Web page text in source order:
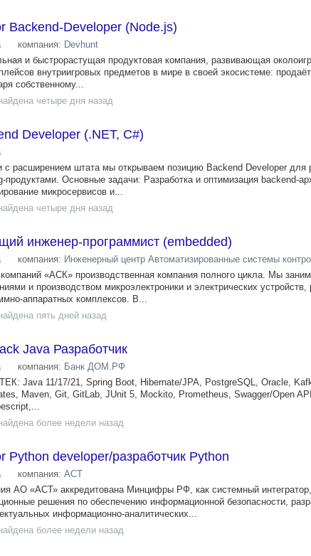
Backend‑Developer (Node.js)
компания: Devhunt
и быстрорастущая продуктовая компания, развивающая
внутриигровых предметов в мире в своей экосистеме:
собственному...
четыре дня назад
Developer (.NET, C#)
с расширением штата мы открываем позицию Backend Developer для
Основные задачи: Разработка и оптимизация
микросервисов и...
четыре дня назад
инженер-программист (embedded)
компания: Инженерный центр Автоматизированные системы
компаний «АСК» производственная компания полного цикла. Мы
и производством микроэлектроники и электрических
аппаратных комплексов. В...
пять дней назад
Java Разработчик
компания: Банк ДОМ.РФ
Java 11/17/21, Spring Boot, Hibernate/JPA, PostgreSQL, Oracle,
Maven, Git, GitLab, JUnit 5, Mockito, Prometheus, Swagger/Open
более недели назад
Python developer/разработчик Python
компания: АСТ
АО «АСТ» аккредитована Минцифры РФ, как системный
решения по обеспечению информационной безопасности,
информационно-аналитических...
более недели назад